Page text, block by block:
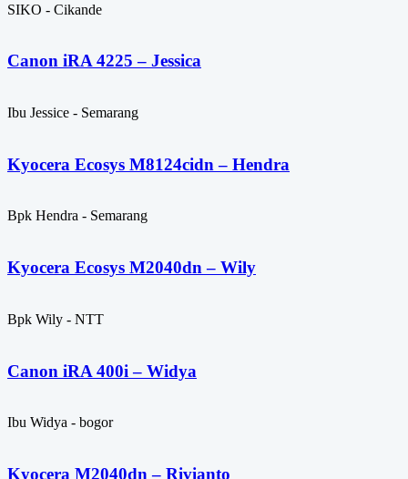
SIKO - Cikande
Canon iRA 4225 – Jessica
Ibu Jessice - Semarang
Kyocera Ecosys M8124cidn – Hendra
Bpk Hendra - Semarang
Kyocera Ecosys M2040dn – Wily
Bpk Wily - NTT
Canon iRA 400i – Widya
Ibu Widya - bogor
Kyocera M2040dn – Rivianto